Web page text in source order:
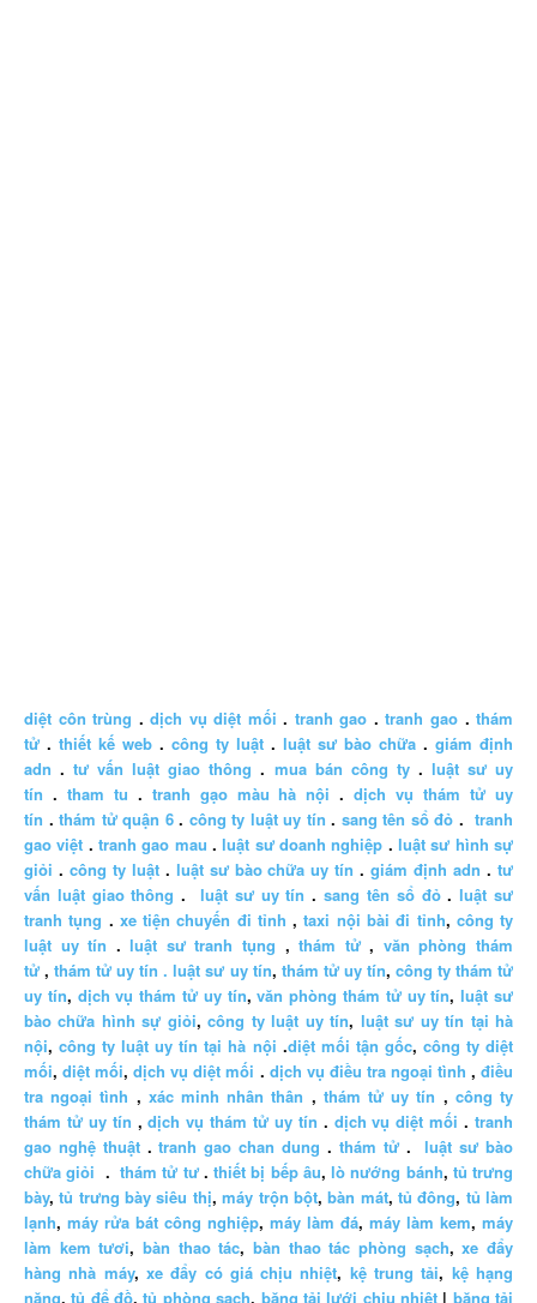
diệt côn trùng .dịch vụ diệt mối . tranh gao .tranh gao .thám
tử . thiết kế web . công ty luật . luật sư bào chữa . giám định
adn .tư vấn luật giao thông . mua bán công ty. luật sư uy
tín . tham tu . tranh gạo màu hà nội .dịch vụ thám tử uy
tín .thám tử quận 6. công ty luật uy tín . sang tên sổ đỏ .tranh
gao việt .tranh gao mau .luật sư doanh nghiệp .luật sư hình sự
giỏi . công ty luật. luật sư bào chữa uy tín .giám định adn .tư
vấn luật giao thông . luật sư uy tín .sang tên sổ đỏ.luật sư
tranh tụng . xe tiện chuyến đi tỉnh ,taxi nội bài đi tỉnh, công ty
luật uy tín .luật sư tranh tụng ,thám tử, văn phòng thám
tử ,thám tử uy tín . luật sư uy tín, thám tử uy tín, công ty thám tử
uy tín, dịch vụ thám tử uy tín,văn phòng thám tử uy tín,luật sư
bào chữa hình sự giỏi,công ty luật uy tín, luật sư uy tín tại hà
nội,công ty luật uy tín tại hà nội .diệt mối tận gốc, công ty diệt
mối,diệt mối,dịch vụ diệt mối . dịch vụ điều tra ngoại tình ,điều
tra ngoại tình , xác minh nhân thân , thám tử uy tín , công ty
thám tử uy tín ,dịch vụ thám tử uy tín . dịch vụ diệt mối .tranh
gao nghệ thuật.tranh gao chan dung . thám tử.luật sư bào
chữa giỏi .thám tử tư.thiết bị bếp âu,lò nướng bánh, tủ trưng
bày,tủ trưng bày siêu thị,máy trộn bột,bàn mát, tủ đông, tủ làm
lạnh, máy rửa bát công nghiệp, máy làm đá, máy làm kem, máy
làm kem tươi,bàn thao tác,bàn thao tác phòng sạch,xe đẩy
hàng nhà máy, xe đẩy có giá chịu nhiệt, kệ trung tải, kệ hạng
nặng,tủ để đồ,tủ phòng sạch, băng tải lưới chịu nhiệt| băng tải